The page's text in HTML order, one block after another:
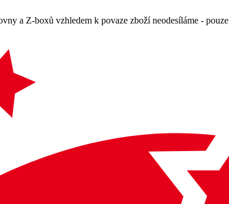
a Z-boxů vzhledem k povaze zboží neodesíláme -